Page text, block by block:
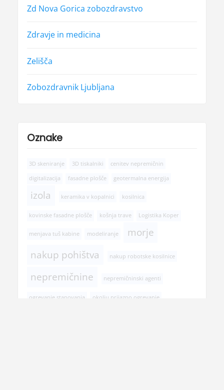
Zd Nova Gorica zobozdravstvo
Zdravje in medicina
Zelišča
Zobozdravnik Ljubljana
Oznake
3D skeniranje 3D tiskalniki cenitev nepremičnin
digitalizacija fasadne plošče geotermalna energija
izola keramika v kopalnici kosilnica
kovinske fasadne plošče košnja trave Logistika Koper
menjava tuš kabine modeliranje
morje
nakup pohištva
nakup robotske kosilnice
nepremičnine nepremičninski agenti
ogrevanje stanovanja okolju prijazno ogrevanje